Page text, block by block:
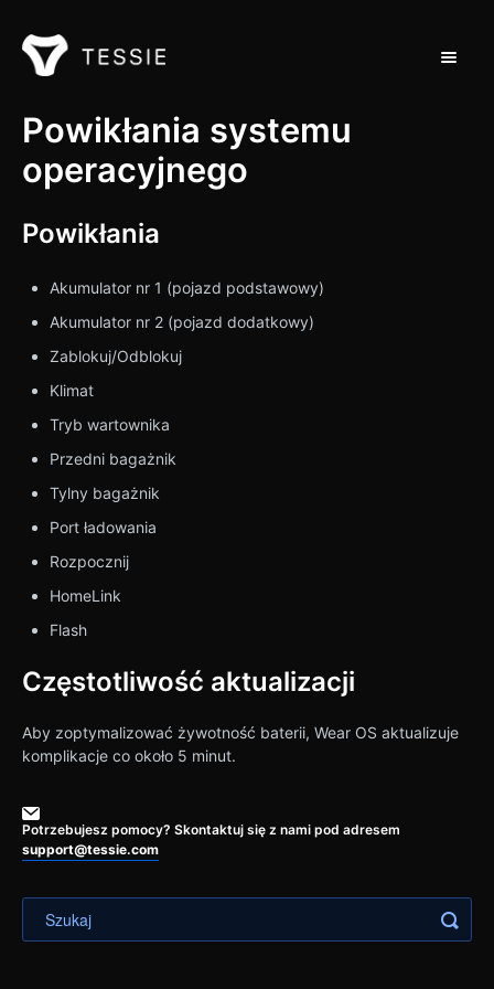
Wsparcie dla domu
Kontakt
Powikłania systemu
operacyjnego
Powikłania
Akumulator nr 1 (pojazd podstawowy)
Akumulator nr 2 (pojazd dodatkowy)
Zablokuj/Odblokuj
Klimat
Tryb wartownika
Przedni bagażnik
Tylny bagażnik
Port ładowania
Rozpocznij
HomeLink
Flash
Częstotliwość aktualizacji
Aby zoptymalizować żywotność baterii, Wear OS aktualizuje
komplikacje co około 5 minut.
Potrzebujesz pomocy? Skontaktuj się z nami pod adresem
support@tessie.com